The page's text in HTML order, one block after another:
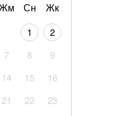
Сн Жк
1
2
7 8
9
14 15
16
21 22
23